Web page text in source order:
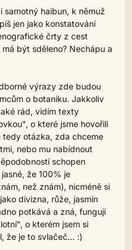
samotný haibun, k němuž
jen jako konstatování
črty z cest
být sděleno? Nechápu a
výrazy zde budou
o botaniku. Jakkoliv
rád, vidím texty
o které jsme hovořili
otázka, zda chceme
nebo mu nabídnout
schopen
že 100% je
než znám), nicméně si
divizna, růže, jasmín
potkává a zná, fungují
o kterém jsem si
že je to svlačeč... :)